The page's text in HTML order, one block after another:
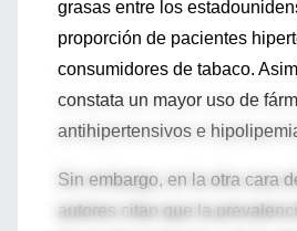
grasas entre los
proporción de pacientes
consumidores de tabaco.
constata un mayor uso de
antihipertensivos e
Sin embargo, en la otra cara
autores citan que la